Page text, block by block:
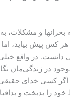
و مشكلات،
پيش بيايد، اما
دانست. در واقع
در زندگی‌‌مان
اگر کسی خدای
خود را بد‌‌بخت و